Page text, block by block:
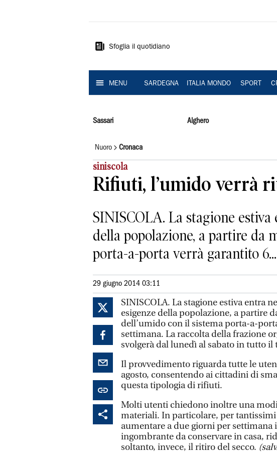
Sardegna
Sfoglia il quotidiano
MENU SARDEGNA ITALIA MONDO SPORT
Sassari Alghero
Nuoro Cronaca
siniscola
Rifiuti, l’umido verrà
SINISCOLA. La stagione
della popolazione, a partire da
porta-a-porta verrà garantito 6...
29 giugno 2014 03:11
SINISCOLA. La stagione estiva entra
esigenze della popolazione, a partire
dell’umido con il sistema porta-a-
settimana. La raccolta della frazione
svolgerà dal lunedì al sabato in tutto
Il provvedimento riguarda tutte le
agosto, consentendo ai cittadini di
questa tipologia di rifiuti.
Molti utenti chiedono inoltre una
materiali. In particolare, per
aumentare a due giorni per settimana
ingombrante da conservare in casa,
soltanto, invece, il ritiro del secco.